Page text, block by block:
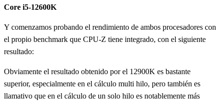
Core i5-12600K
Y comenzamos probando el rendimiento de ambos procesadores con
el propio benchmark que CPU-Z tiene integrado, con el siguiente
resultado:
Obviamente el resultado obtenido por el 12900K es bastante
superior, especialmente en el cálculo multi hilo, pero también es
llamativo que en el cálculo de un solo hilo es notablemente más